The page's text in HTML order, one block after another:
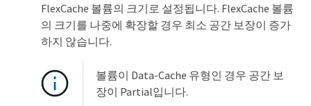
FlexCache 볼륨의 크기로 설정됩니다. FlexCache 볼륨
의 크기를 나중에 확장할 경우 최소 공간 보장이 증가
하지 않습니다.
볼륨이 Data-Cache 유형인 경우 공간 보
장이 Partial입니다.